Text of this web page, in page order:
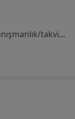
Bu uzman ilgili adres için online danışmanlık/takvim sunmuyor.